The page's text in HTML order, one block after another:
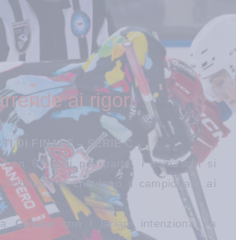
ai rigori
DI FINALE – SERIE C
ben 6 rigori per parte, i comaschi si
e chiudono il campionato ai
aCasatecon i lariani intenzionati a